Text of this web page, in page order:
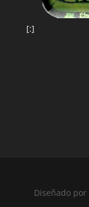
[:]
Diseñado por